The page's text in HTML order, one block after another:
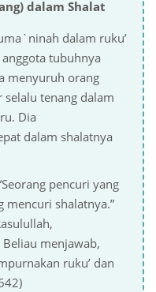
dalam Shalat
dalam ruku’
tubuhnya
menyuruh orang
selalu tenang dalam
Dia
dalam shalatnya
pencuri yang
mencuri shalatnya.”
menjawab,
ruku’ dan